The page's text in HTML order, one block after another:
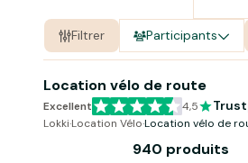
Filtrer Participants
Location vélo de route
Excellent 4,5
Lokki·Location Vélo·Location vélo de
940 produits